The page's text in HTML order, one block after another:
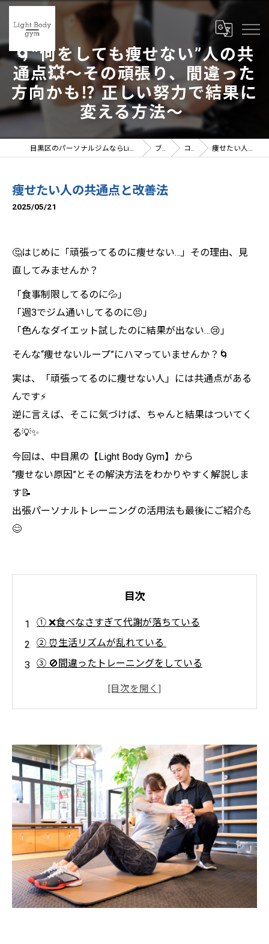
🌀“何をしても痩せない”人の共
通点💥～その頑張り、間違った
方向かも⁉ 正しい努力で結果に
変える方法～
目黒区のパーソナルジムならLight Body gymへ | 女性トレーナー在籍 ブログ コラム 痩せたい人の共通点と改善法
痩せたい人の共通点と改善法
2025/05/21
🤔はじめに「頑張ってるのに痩せない…」その理由、見
直してみませんか？
「食事制限してるのに💦」
「週3でジム通いしてるのに😣」
「色んなダイエット試したのに結果が出ない…😢」
そんな“痩せないループ”にハマっていませんか？🌀
実は、「頑張ってるのに痩せない人」には共通点がある
んです⚡
逆に言えば、そこに気づけば、ちゃんと結果はついてく
る💡✨
今回は、中目黒の【Light Body Gym】から
“痩せない原因”とその解決方法をわかりやすく解説しま
す📝
出張パーソナルトレーニングの活用法も最後にご紹介💪
😊
目次
① ❌食べなさすぎて代謝が落ちている
② ⏰生活リズムが乱れている
③ 🚫間違ったトレーニングをしている
④ 💭ストレスが溜まりすぎている
⑦ 🧍‍♀️一人で抱え込みすぎている
🎯おわりに：痩せない理由に気づいた瞬間、変
化が始まる✨
💪Light Body Gymで理想のボディへ！ 効率
的に引き締めるパーソナルトレーニング🔥
✨